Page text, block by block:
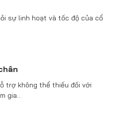
sự linh hoạt và tốc độ của cổ
trợ không thể thiếu đối với
gia…